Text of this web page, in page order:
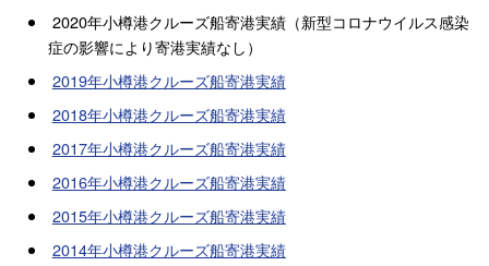
2020年小樽港クルーズ船寄港実績（新型コロナウイルス感染
症の影響により寄港実績なし）
2019年小樽港クルーズ船寄港実績
2018年小樽港クルーズ船寄港実績
2017年小樽港クルーズ船寄港実績
2016年小樽港クルーズ船寄港実績
2015年小樽港クルーズ船寄港実績
2014年小樽港クルーズ船寄港実績